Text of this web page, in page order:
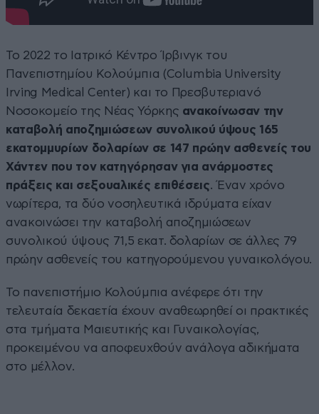
Το 2022 το Ιατρικό Κέντρο Ίρβινγκ του
Πανεπιστημίου Κολούμπια (Columbia University
Irving Medical Center) και το Πρεσβυτεριανό
Νοσοκομείο της Νέας Υόρκης ανακοίνωσαν την
καταβολή αποζημιώσεων συνολικού ύψους 165
εκατομμυρίων δολαρίων σε 147 πρώην ασθενείς του
Χάντεν που τον κατηγόρησαν για ανάρμοστες
πράξεις και σεξουαλικές επιθέσεις. Έναν χρόνο
νωρίτερα, τα δύο νοσηλευτικά ιδρύματα είχαν
ανακοινώσει την καταβολή αποζημιώσεων
συνολικού ύψους 71,5 εκατ. δολαρίων σε άλλες 79
πρώην ασθενείς του κατηγορούμενου γυναικολόγου.
Το πανεπιστήμιο Κολούμπια ανέφερε ότι την
τελευταία δεκαετία έχουν αναθεωρηθεί οι πρακτικές
στα τμήματα Μαιευτικής και Γυναικολογίας,
προκειμένου να αποφευχθούν ανάλογα αδικήματα
στο μέλλον.